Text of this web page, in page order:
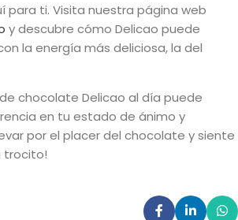
ti. Visita nuestra página web
y descubre cómo Delicao puede
la energía más deliciosa, la del
chocolate Delicao al día puede
en tu estado de ánimo y
por el placer del chocolate y siente
trocito!